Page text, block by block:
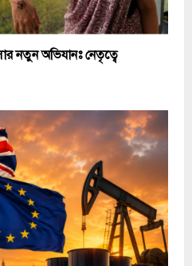
নতুন অভিযানঃ নেতৃত্বে